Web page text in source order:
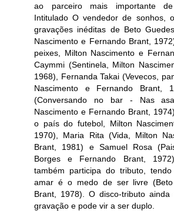
ao parceiro mais importante de
Intitulado O vendedor de sonhos,
gravações inéditas de Beto
Nascimento e Fernando Brant,
peixes, Milton Nascimento e
Caymmi (Sentinela, Milton
1968), Fernanda Takai (Vevecos,
Nascimento e Fernando Brant,
(Conversando no bar - Nas
Nascimento e Fernando Brant,
o país do futebol, Milton
1970), Maria Rita (Vida, Milton
Brant, 1981) e Samuel Rosa
Borges e Fernando Brant,
também participa do tributo,
amar é o medo de ser livre
Brant, 1978). O disco-tributo
gravação e pode vir a ser duplo.